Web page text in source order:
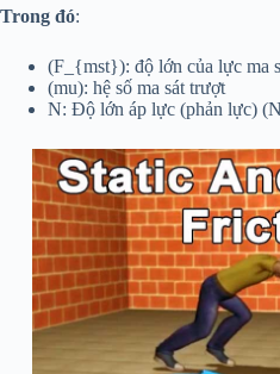
Trong đó:
(F_{mst}): độ lớn của lực ma
(mu): hệ số ma sát trượt
N: Độ lớn áp lực (phản lực)